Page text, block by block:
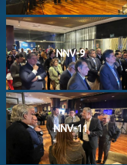
NNV-9
NNV-11